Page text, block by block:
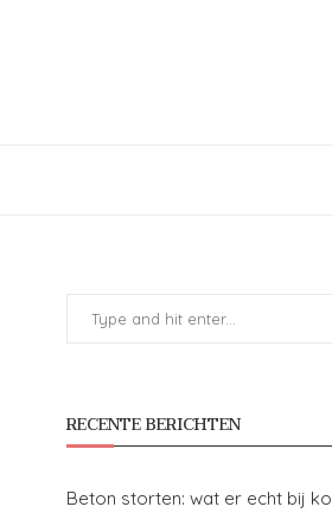
RECENTE BERICHTEN
Beton storten: wat er echt bij